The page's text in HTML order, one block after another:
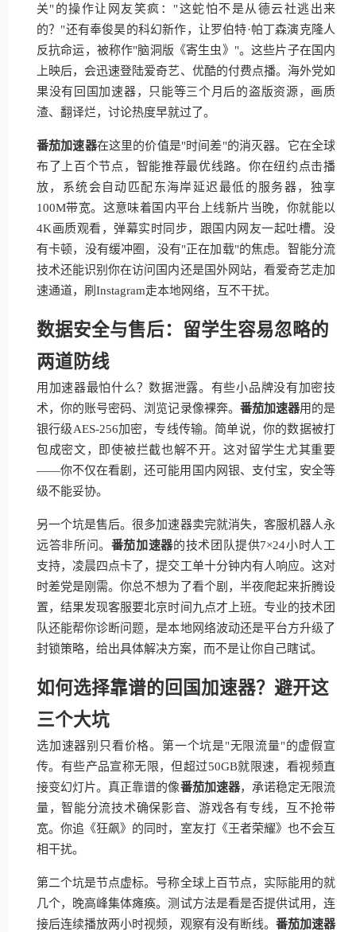
关"的操作让网友笑疯："这蛇怕不是从德云社逃出来
的？"还有奉俊昊的科幻新作，让罗伯特·帕丁森演克隆人
反抗命运，被称作"脑洞版《寄生虫》"。这些片子在国内
上映后，会迅速登陆爱奇艺、优酷的付费点播。海外党如
果没有回国加速器，只能等三个月后的盗版资源，画质
渣、翻译烂，讨论热度早就过了。
番茄加速器在这里的价值是"时间差"的消灭器。它在全球
布了上百个节点，智能推荐最优线路。你在纽约点击播
放，系统会自动匹配东海岸延迟最低的服务器，独享
100M带宽。这意味着国内平台上线新片当晚，你就能以
4K画质观看，弹幕实时同步，跟国内网友一起吐槽。没
有卡顿，没有缓冲圈，没有"正在加载"的焦虑。智能分流
技术还能识别你在访问国内还是国外网站，看爱奇艺走加
速通道，刷Instagram走本地网络，互不干扰。
数据安全与售后：留学生容易忽略的
两道防线
用加速器最怕什么？数据泄露。有些小品牌没有加密技
术，你的账号密码、浏览记录像裸奔。 番茄加速器用的是
银行级AES-256加密，专线传输。简单说，你的数据被打
包成密文，即使被拦截也解不开。这对留学生尤其重要
——你不仅在看剧，还可能用国内网银、支付宝，安全等
级不能妥协。
另一个坑是售后。很多加速器卖完就消失，客服机器人永
远答非所问。 番茄加速器的技术团队提供7×24小时人工
支持，凌晨四点卡了，提交工单十分钟内有人响应。这对
时差党是刚需。你总不想为了看个剧，半夜爬起来折腾设
置，结果发现客服要北京时间九点才上班。专业的技术团
队还能帮你诊断问题，是本地网络波动还是平台方升级了
封锁策略，给出具体解决方案，而不是让你自己瞎试。
如何选择靠谱的回国加速器？避开这
三个大坑
选加速器别只看价格。第一个坑是"无限流量"的虚假宣
传。有些产品宣称无限，但超过50GB就限速，看视频直
接变幻灯片。真正靠谱的像番茄加速器，承诺稳定无限流
量，智能分流技术确保影音、游戏各有专线，互不抢带
宽。你追《狂飙》的同时，室友打《王者荣耀》也不会互
相干扰。
第二个坑是节点虚标。号称全球上百节点，实际能用的就
几个，晚高峰集体瘫痪。测试方法是看是否提供试用，连
接后连续播放两小时视频，观察有没有断线。 番茄加速器